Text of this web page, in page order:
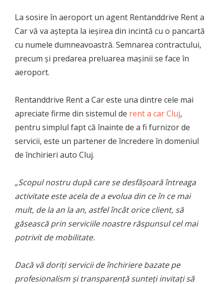
La sosire în aeroport un agent Rentanddrive Rent a
Car vă va aştepta la ieşirea din incintă cu o pancartă
cu numele dumneavoastră. Semnarea contractului,
precum şi predarea preluarea maşinii se face în
aeroport.
Rentanddrive Rent a Car este una dintre cele mai
apreciate firme din sistemul de rent a car Cluj,
pentru simplul fapt că înainte de a fi furnizor de
servicii, este un partener de încredere în domeniul
de închirieri auto Cluj.
„Scopul nostru după care se desfăşoară întreaga
activitate este acela de a evolua din ce în ce mai
mult, de la an la an, astfel încât orice client, să
găsească prin serviciile noastre răspunsul cel mai
potrivit de mobilitate.
Dacă vă doriţi servicii de închiriere bazate pe
profesionalism şi transparenţă sunteţi invitaţi să